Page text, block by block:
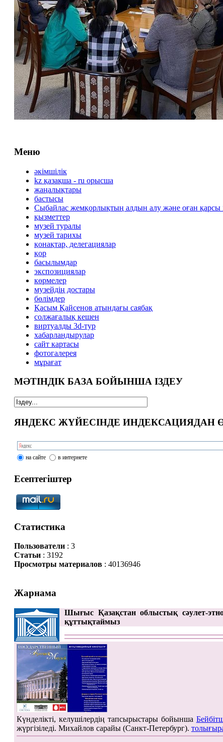
Меню
әкімшілік
kz қазақша - ru орысша
жаңалықтары
бастысы
Сыбайлас жемқорлықтың алдын алу және оған қарсы
қызметтер
музей туралы
музей тарихы
қонақтар, делегациялар
қор
басылымдар
экспозициялар
көрмелер
музейдің достары
бөлімдер
Қасым Қайсенов атындағы саябақ
солжағалық кешен
виртуалды 3d-тур
xабарландырулар
сайт картасы
фотогалерея
мұрағат
МӘТІНДІК БАЗА БОЙЫНША ІЗДЕУ
ЯНДЕКС ЖҮЙЕСІНДЕ ИНДЕКСАЦИЯДАН
на сайте в интернете
Есептегіштер
Статистика
Пользователи: 3
Статьи: 3192
Просмотры материалов: 40136946
Жарнама
Шығыс Қазақстан облыстық сәулет-
құттықтаймыз
Күнделікті, келушілердің тапсырыстары бойынша
жүргізіледі. Михайлов сарайы (Санкт-Петербург).